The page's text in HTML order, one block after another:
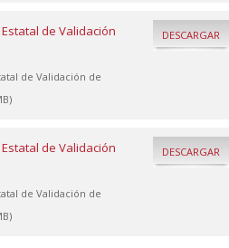
de Validación
de Validación de
DESCARGAR
de Validación
de Validación de
DESCARGAR